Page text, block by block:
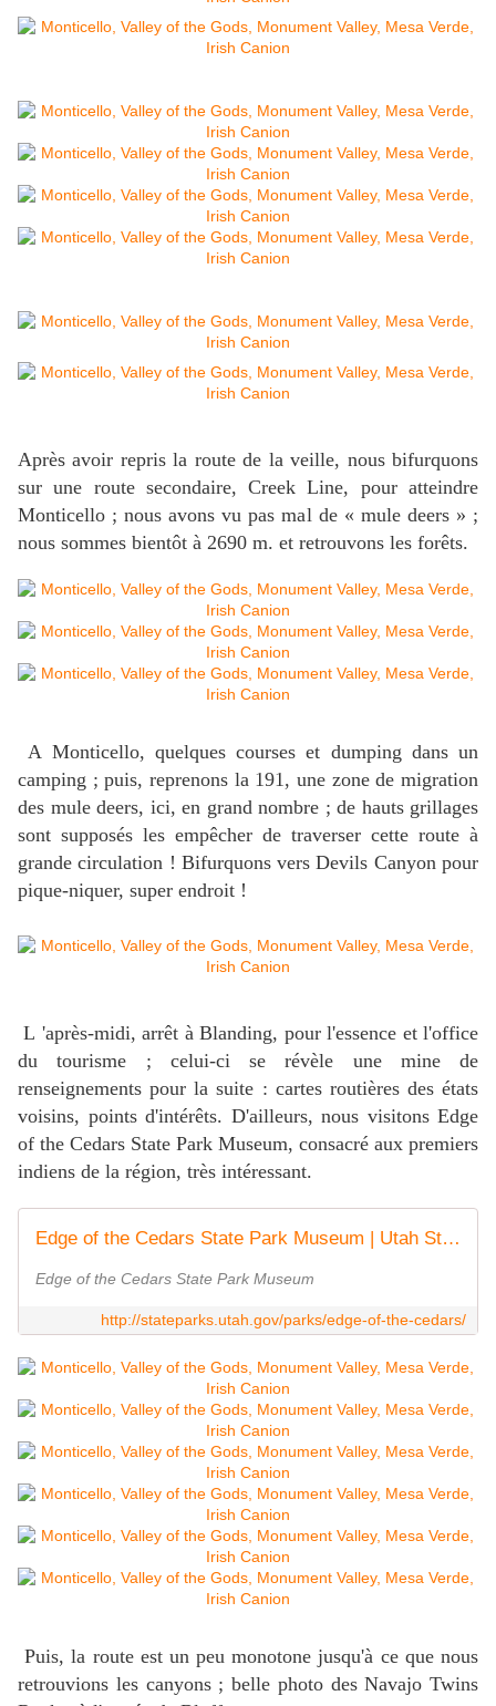
Après avoir repris la route de la veille, nous bifurquons
sur une route secondaire, Creek Line, pour atteindre
Monticello ; nous avons vu pas mal de « mule deers » ;
nous sommes bientôt à 2690 m. et retrouvons les forêts.
A Monticello, quelques courses et dumping dans un
camping ; puis, reprenons la 191, une zone de migration
des mule deers, ici, en grand nombre ; de hauts grillages
sont supposés les empêcher de traverser cette route à
grande circulation ! Bifurquons vers Devils Canyon pour
pique-niquer, super endroit !
L 'après-midi, arrêt à Blanding, pour l'essence et l'office
du tourisme ; celui-ci se révèle une mine de
renseignements pour la suite : cartes routières des états
voisins, points d'intérêts. D'ailleurs, nous visitons Edge
of the Cedars State Park Museum, consacré aux premiers
indiens de la région, très intéressant.
Edge of the Cedars State Park Museum | Utah State Parks
Edge of the Cedars State Park Museum
http://stateparks.utah.gov/parks/edge-of-the-cedars/
Puis, la route est un peu monotone jusqu'à ce que nous
retrouvions les canyons ; belle photo des Navajo Twins